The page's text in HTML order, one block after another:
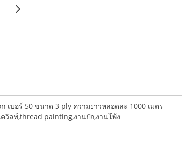
เบอร์ 50 ขนาด 3 ply ความยาวหลอดละ 1000 เมตร
วิลท์,thread painting,งานปัก,งานโพ้ง